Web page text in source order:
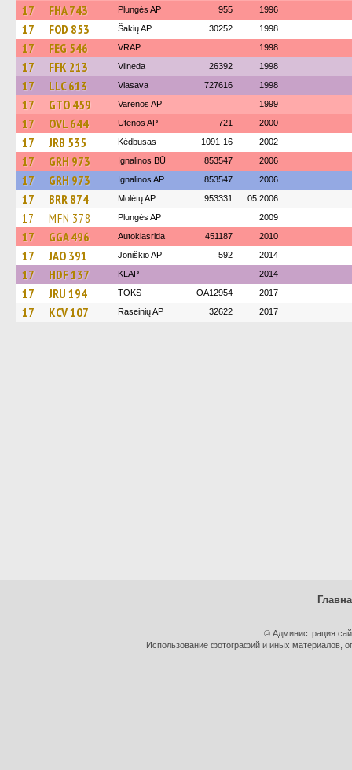
17 FHA 743 Plungės AP 955 1996
17 FOD 853 Šakių AP 30252 1998
17 FEG 546 VRAP 1998
17 FFK 213 Vilneda 26392 1998
17 LLC 613 Vlasava 727616 1998
17 GTO 459 Varėnos AP 1999
17 OVL 644 Utenos AP 721 2000
17 JRB 535 Kėdbusas 1091-16 2002
17 GRH 973 Ignalinos BŪ 853547 2006
17 GRH 973 Ignalinos AP 853547 2006
17 BRR 874 Molėtų AP 953331 05.2006
17 MFN 378 Plungės AP 2009
17 GGA 496 Autoklasrida 451187 2010
17 JAO 391 Joniškio AP 592 2014
17 HDF 137 KLAP 2014
17 JRU 194 TOKS OA12954 2017
17 KCV 107 Raseinių AP 32622 2017
© Администрация
Использование фотографий и иных материалов,